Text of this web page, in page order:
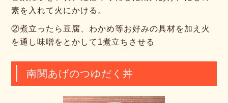
素を入れて火にかける。
②煮立ったら豆腐、わかめ等お好みの具材を加え火
を通し味噌をとかして1煮立ちさせる
南関あげのつゆだく丼